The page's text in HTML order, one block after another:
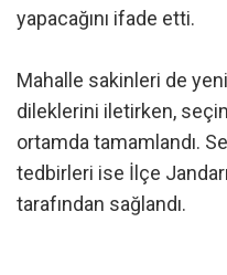
yapacağını ifade etti.
Mahalle sakinleri de
dileklerini iletirken,
ortamda tamamlandı.
tedbirleri ise İlçe
tarafından sağlandı.